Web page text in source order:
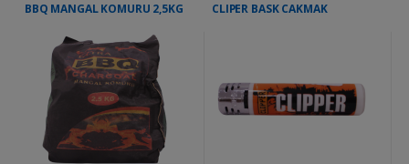
BBQ MANGAL KOMURU 2,5KG
CLIPER BASK CAKMAK